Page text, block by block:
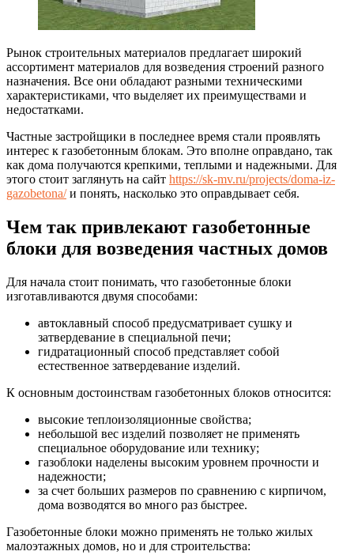
Рынок строительных материалов предлагает широкий
ассортимент материалов для возведения строений разного
назначения. Все они обладают разными техническими
характеристиками, что выделяет их преимуществами и
недостатками.
Частные застройщики в последнее время стали проявлять
интерес к газобетонным блокам. Это вполне оправдано, так
как дома получаются крепкими, теплыми и надежными. Для
этого стоит заглянуть на сайт https://sk-mv.ru/projects/doma-iz-
gazobetona/и понять, насколько это оправдывает себя.
Чем так привлекают газобетонные
блоки для возведения частных домов
Для начала стоит понимать, что газобетонные блоки
изготавливаются двумя способами:
автоклавный способ предусматривает сушку и
затвердевание в специальной печи;
гидратационный способ представляет собой
естественное затвердевание изделий.
К основным достоинствам газобетонных блоков относится:
высокие теплоизоляционные свойства;
небольшой вес изделий позволяет не применять
специальное оборудование или технику;
газоблоки наделены высоким уровнем прочности и
надежности;
за счет больших размеров по сравнению с кирпичом,
дома возводятся во много раз быстрее.
Газобетонные блоки можно применять не только жилых
малоэтажных домов, но и для строительства: